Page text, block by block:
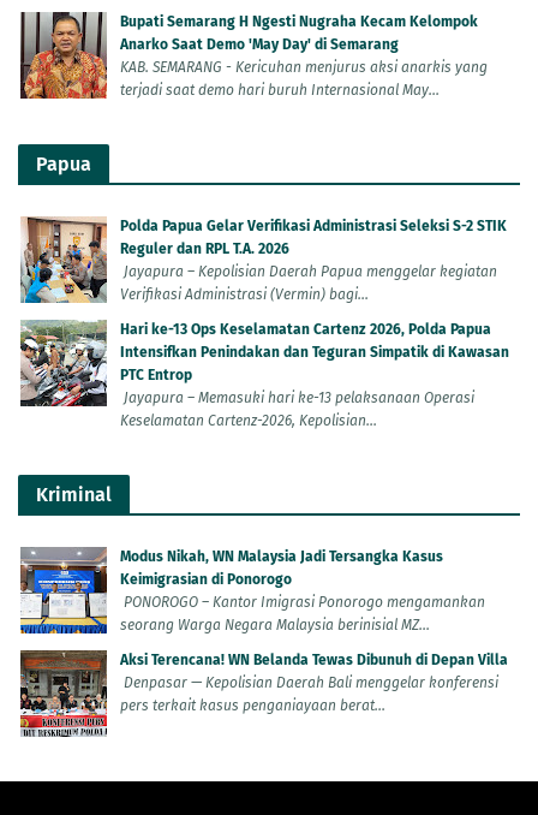
Bupati Semarang H Ngesti Nugraha Kecam Kelompok
Anarko Saat Demo 'May Day' di Semarang
KAB. SEMARANG - Kericuhan menjurus aksi anarkis yang
terjadi saat demo hari buruh Internasional May...
Papua
Polda Papua Gelar Verifikasi Administrasi Seleksi S-2 STIK
Reguler dan RPL T.A. 2026
Jayapura – Kepolisian Daerah Papua menggelar kegiatan
Verifikasi Administrasi (Vermin) bagi...
Hari ke-13 Ops Keselamatan Cartenz 2026, Polda Papua
Intensifkan Penindakan dan Teguran Simpatik di Kawasan
PTC Entrop
Jayapura – Memasuki hari ke-13 pelaksanaan Operasi
Keselamatan Cartenz-2026, Kepolisian...
Kriminal
Modus Nikah, WN Malaysia Jadi Tersangka Kasus
Keimigrasian di Ponorogo
PONOROGO – Kantor Imigrasi Ponorogo mengamankan
seorang Warga Negara Malaysia berinisial MZ...
Aksi Terencana! WN Belanda Tewas Dibunuh di Depan Villa
Denpasar — Kepolisian Daerah Bali menggelar konferensi
pers terkait kasus penganiayaan berat...